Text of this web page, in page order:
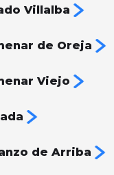
Villalba
de Oreja
Viejo
de Arriba